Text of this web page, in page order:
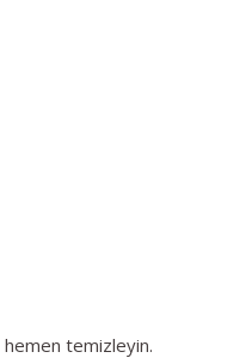
hemen temizleyin.